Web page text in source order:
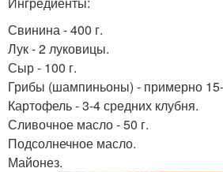
Свинина - 400 г.
Лук - 2 луковицы.
Сыр - 100 г.
Грибы (шампиньоны) - примерно
Картофель - 3-4 средних клубня.
Сливочное масло - 50 г.
Подсолнечное масло.
Майонез.